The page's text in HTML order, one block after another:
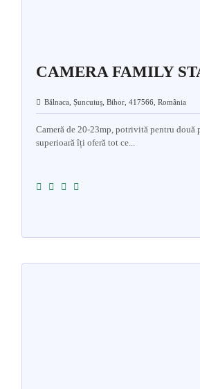
CAMERA FAMILY
Bălnaca, Șuncuiuș, Bihor, 417566, România
Cameră de 20-23mp, potrivită pentru două
superioară îți oferă tot ce...